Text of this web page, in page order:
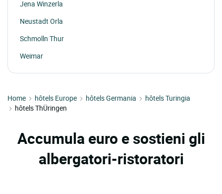
Jena Winzerla
Neustadt Orla
Schmolln Thur
Weimar
Home hôtels Europe hôtels Germania
hôtels Turingia
hôtels ThÜringen
Accumula euro e sostieni gli
albergatori-ristoratori